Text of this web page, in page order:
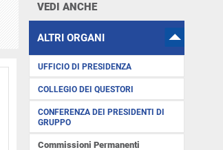
VEDI ANCHE
ALTRI ORGANI
UFFICIO DI PRESIDENZA
COLLEGIO DEI QUESTORI
CONFERENZA DEI PRESIDENTI DI
GRUPPO
Commissioni Permanenti